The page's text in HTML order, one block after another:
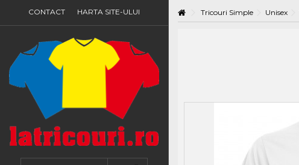
CONTACT HARTA SITE-ULUI Tricouri Simple Unisex